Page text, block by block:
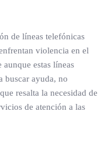
de líneas telefónicas
violencia en el
estas líneas
buscar ayuda, no
resalta la necesidad de
de atención a las